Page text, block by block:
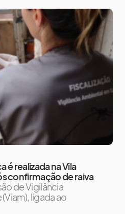
é realizada na Vila
confirmação de raiva
de Vigilância
ligada ao